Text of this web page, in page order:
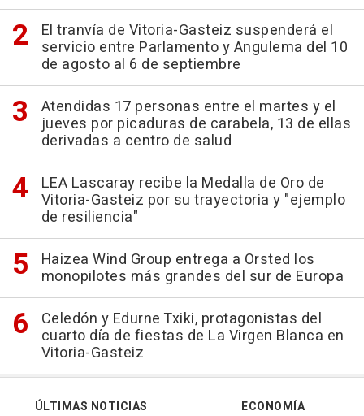
El tranvía de Vitoria-Gasteiz suspenderá el
servicio entre Parlamento y Angulema del 10
de agosto al 6 de septiembre
Atendidas 17 personas entre el martes y el
jueves por picaduras de carabela, 13 de ellas
derivadas a centro de salud
LEA Lascaray recibe la Medalla de Oro de
Vitoria-Gasteiz por su trayectoria y "ejemplo
de resiliencia"
Haizea Wind Group entrega a Orsted los
monopilotes más grandes del sur de Europa
Celedón y Edurne Txiki, protagonistas del
cuarto día de fiestas de La Virgen Blanca en
Vitoria-Gasteiz
ÚLTIMAS NOTICIAS
ECONOMÍA